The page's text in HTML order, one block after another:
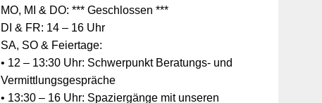
MO, MI & DO: *** Geschlossen ***
DI & FR: 14 – 16 Uhr
SA, SO & Feiertage:
• 12 – 13:30 Uhr: Schwerpunkt Beratungs- und
Vermittlungsgespräche
• 13:30 – 16 Uhr: Spaziergänge mit unseren